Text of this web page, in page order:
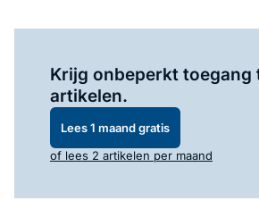
Krijg onbeperkt toegang
artikelen.
Lees 1 maand gratis
of lees 2 artikelen per maand